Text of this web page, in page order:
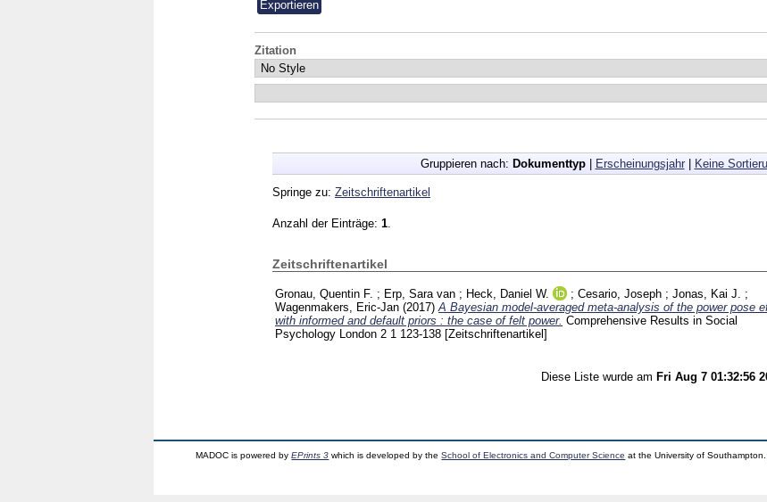
Zitation
Gruppieren nach: Dokumenttyp| Erscheinungsjahr| Keine
Springe zu: Zeitschriftenartikel
Anzahl der Einträge: 1
Zeitschriftenartikel
Gronau, Quentin F. ; Erp, Sara van ; Heck, Daniel W. ; Cesario, Joseph ; Jonas, Kai J.
;
Wagenmakers, Eric-Jan (2017) A Bayesian model-averaged meta-analysis of the power pose
with informed and default priors : the case of felt power. Comprehensive Results in Social
Psychology London 2 1 123-138 [Zeitschriftenartikel]
Diese Liste wurde am Fri Aug 7 01:32:56
MADOC is powered byEPrints 3 which is developed by theSchool of Electronics and Computer Science at the University of